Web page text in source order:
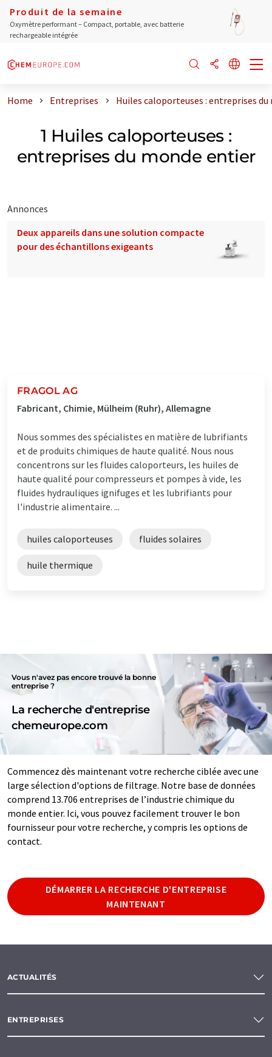
Produit de la semaine
Oxymètre performant – Compact, portable, avec batterie
rechargeable intégrée
Home Entreprises Huiles caloporteuses : entreprises
1 Huiles caloporteuses :
entreprises du monde entier
Annonces
Deux appareils dans une solution compacte
pour des échantillons exigeants
FRAGOL AG
Fabricant, Chimie, Mülheim (Ruhr), Allemagne
Nous sommes des spécialistes en matière de lubrifiants
et de produits chimiques de haute qualité. Nous nous
concentrons sur les fluides caloporteurs, les huiles de
haute qualité pour compresseurs et pompes à vide, les
fluides hydrauliques ignifuges et les lubrifiants pour
l'industrie alimentaire. ...
huiles caloporteuses fluides solaires
huile thermique
Vous n'avez pas encore trouvé la bonne
entreprise ?
La recherche d'entreprise
chemeurope.com
Commencez dès maintenant votre recherche ciblée avec une
large sélection d'options de filtrage. Notre base de données
comprend 13.706 entreprises de l’industrie chimique du
monde entier. Ici, vous pouvez facilement trouver le bon
fournisseur pour votre recherche, y compris les options de
contact.
DÉMARRER LA RECHERCHE D'ENTREPRISE
MAINTENANT
ACTUALITÉS
ENTREPRISES